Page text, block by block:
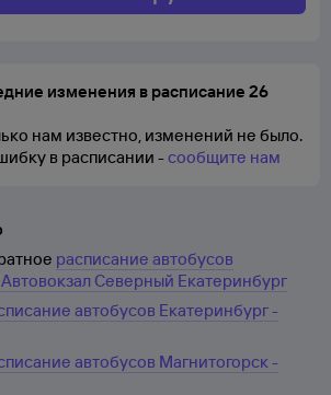
изменения в расписание 26
нам известно, изменений не было.
в расписании -сообщите нам
расписание автобусов
Северный Екатеринбург
автобусов Екатеринбург -
автобусов Магнитогорск -